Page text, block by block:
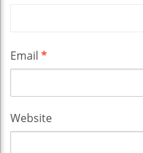
Email *
Website